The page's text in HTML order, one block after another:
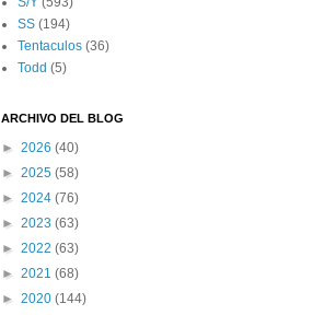
SS (194)
Tentaculos (36)
Todd (5)
ARCHIVO DEL BLOG
► 2026 (40)
► 2025 (58)
► 2024 (76)
► 2023 (63)
► 2022 (63)
► 2021 (68)
► 2020 (144)